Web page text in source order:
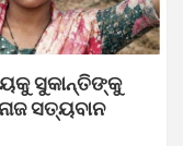
ସୁକାନ୍ତିଙ୍କୁ
ସତ୍ୟବାନ